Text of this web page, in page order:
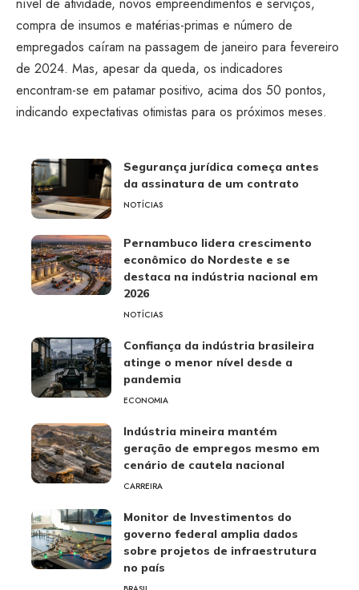
compra de insumos e matérias-primas e número de
empregados caíram na passagem de janeiro para fevereiro
de 2024. Mas, apesar da queda, os indicadores
encontram-se em patamar positivo, acima dos 50 pontos,
indicando expectativas otimistas para os próximos meses.
Segurança jurídica começa antes
da assinatura de um contrato
NOTÍCIAS
Pernambuco lidera crescimento
econômico do Nordeste e se
destaca na indústria nacional em
2026
NOTÍCIAS
Confiança da indústria brasileira
atinge o menor nível desde a
pandemia
ECONOMIA
Indústria mineira mantém
geração de empregos mesmo em
cenário de cautela nacional
CARREIRA
Monitor de Investimentos do
governo federal amplia dados
sobre projetos de infraestrutura
no país